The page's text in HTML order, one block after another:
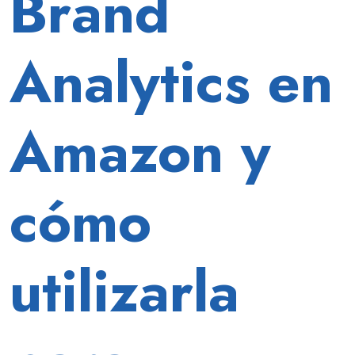
Analytics en
Amazon y
cómo
utilizarla